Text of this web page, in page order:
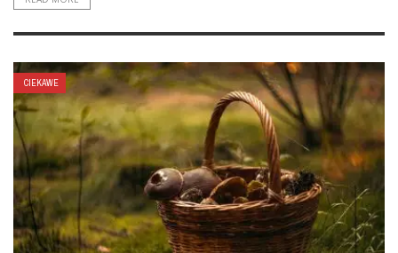
CIEKAWE